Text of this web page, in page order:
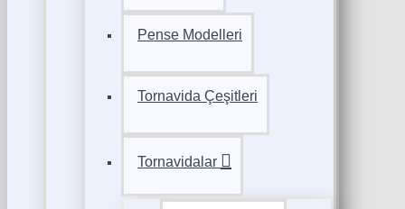
Pense Modelleri
Tornavida Çeşitleri
Tornavidalar